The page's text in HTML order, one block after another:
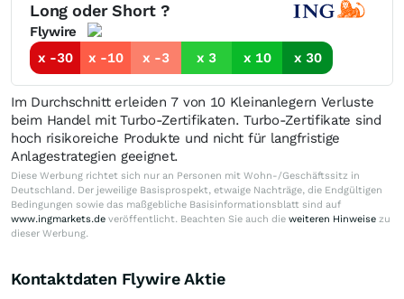
Long oder Short ?
Flywire
x -30
x -10 x -3 x 3 x 10 x 30
Im Durchschnitt erleiden 7 von 10 Kleinanlegern Verluste
beim Handel mit Turbo-Zertifikaten. Turbo-Zertifikate sind
hoch risikoreiche Produkte und nicht für langfristige
Anlagestrategien geeignet.
Diese Werbung richtet sich nur an Personen mit Wohn-/Geschäftssitz in
Deutschland. Der jeweilige Basisprospekt, etwaige Nachträge, die Endgültigen
Bedingungen sowie das maßgebliche Basisinformationsblatt sind auf
www.ingmarkets.de veröffentlicht. Beachten Sie auch die weiteren Hinweise zu
dieser Werbung.
Kontaktdaten Flywire Aktie